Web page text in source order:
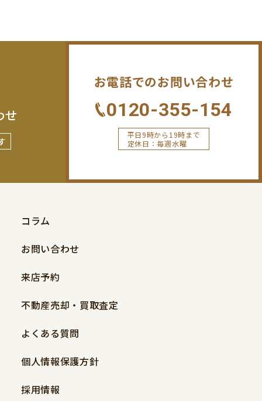
せ
お電話でのお問い合わせ
0120-355-154
平日9時から19時まで
定休日：毎週水曜
コラム
お問い合わせ
来店予約
不動産売却・買取査定
よくある質問
個人情報保護方針
採用情報